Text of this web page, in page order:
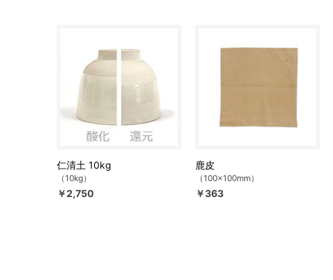
仁清土 10kg
（10kg）
￥2,750
鹿皮
（100×100mm）
￥363